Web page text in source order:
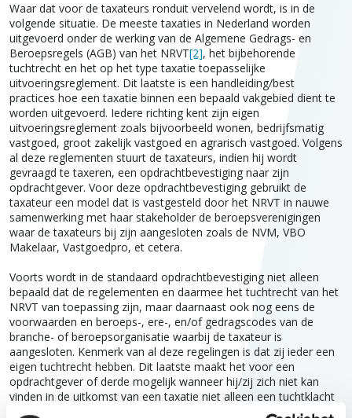
Waar dat voor de taxateurs ronduit vervelend wordt, is in de
volgende situatie. De meeste taxaties in Nederland worden
uitgevoerd onder de werking van de Algemene Gedrags- en
Beroepsregels (AGB) van het NRVT[2], het bijbehorende
tuchtrecht en het op het type taxatie toepasselijke
uitvoeringsreglement. Dit laatste is een handleiding/best
practices hoe een taxatie binnen een bepaald vakgebied dient te
worden uitgevoerd. Iedere richting kent zijn eigen
uitvoeringsreglement zoals bijvoorbeeld wonen, bedrijfsmatig
vastgoed, groot zakelijk vastgoed en agrarisch vastgoed. Volgens
al deze reglementen stuurt de taxateurs, indien hij wordt
gevraagd te taxeren, een opdrachtbevestiging naar zijn
opdrachtgever. Voor deze opdrachtbevestiging gebruikt de
taxateur een model dat is vastgesteld door het NRVT in nauwe
samenwerking met haar stakeholder de beroepsverenigingen
waar de taxateurs bij zijn aangesloten zoals de NVM, VBO
Makelaar, Vastgoedpro, et cetera.
Voorts wordt in de standaard opdrachtbevestiging niet alleen
bepaald dat de regelementen en daarmee het tuchtrecht van het
NRVT van toepassing zijn, maar daarnaast ook nog eens de
voorwaarden en beroeps-, ere-, en/of gedragscodes van de
branche- of beroepsorganisatie waarbij de taxateur is
aangesloten. Kenmerk van al deze regelingen is dat zij ieder een
eigen tuchtrecht hebben. Dit laatste maakt het voor een
opdrachtgever of derde mogelijk wanneer hij/zij zich niet kan
vinden in de uitkomst van een taxatie niet alleen een tuchtklacht
in te dienen bij het NRVT, maar daarnaast ook bij de